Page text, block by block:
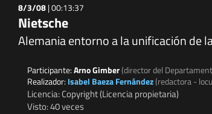
8/3/08|00:13:37
Nietsche
Alemania entorno a la unificación de
Participante:Arno Gimber(director del
Realizador: Isabel Baeza Fernández(redactora -
Licencia: Copyright (Licencia propietaria)
Visto: 40 veces